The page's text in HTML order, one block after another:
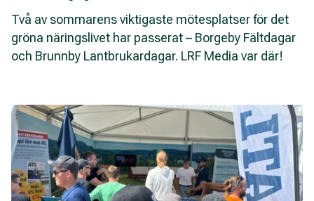
Två av sommarens viktigaste mötesplatser för det
gröna näringslivet har passerat – Borgeby Fältdagar
och Brunnby Lantbrukardagar. LRF Media var där!